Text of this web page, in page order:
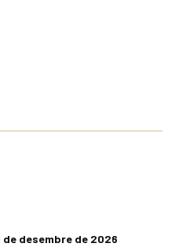
de desembre de 2026